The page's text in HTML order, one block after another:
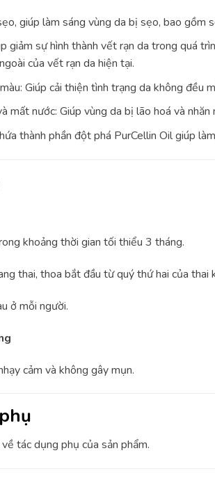
giúp làm sáng vùng da bị sẹo, bao gồm
giảm sự hình thành vết rạn da trong quá
của vết rạn da hiện tại.
Giúp cải thiện tình trạng da không đều
mất nước: Giúp vùng da bị lão hoá và
thành phần đột phá PurCellin Oil giúp
khoảng thời gian tối thiểu 3 tháng.
thai, thoa bắt đầu từ quý thứ hai của thai
ở mỗi người.
cảm và không gây mụn.
tác dụng phụ của sản phẩm.